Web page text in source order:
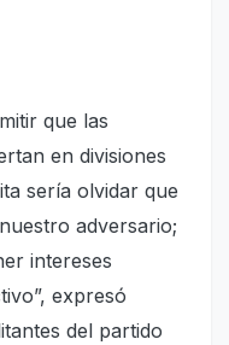
que las
en divisiones
sería olvidar que
adversario;
intereses
expresó
del partido